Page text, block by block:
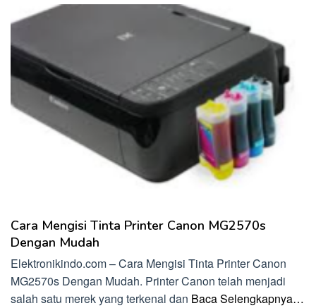
Cara Mengisi Tinta Printer Canon MG2570s
Dengan Mudah
Elektronikindo.com – Cara Mengisi Tinta Printer Canon
MG2570s Dengan Mudah. Printer Canon telah menjadi
salah satu merek yang terkenal dan Baca Selengkapnya…